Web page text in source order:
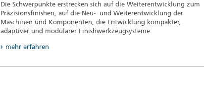
Die Schwerpunkte erstrecken sich auf die Weiterentwicklung zum
Präzisionsfinishen, auf die Neu- und Weiterentwicklung der
Maschinen und Komponenten, die Entwicklung kompakter,
adaptiver und modularer Finishwerkzeugsysteme.
mehr erfahren